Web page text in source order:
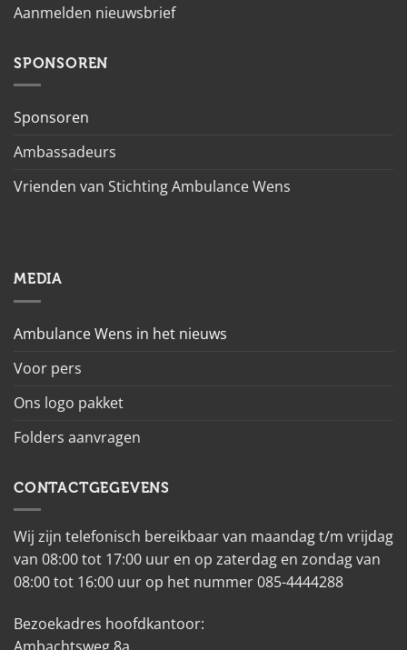
Aanmelden nieuwsbrief
SPONSOREN
Sponsoren
Ambassadeurs
Vrienden van Stichting Ambulance Wens
MEDIA
Ambulance Wens in het nieuws
Voor pers
Ons logo pakket
Folders aanvragen
CONTACTGEGEVENS
Wij zijn telefonisch bereikbaar van maandag t/m vrijdag
van 08:00 tot 17:00 uur en op zaterdag en zondag van
08:00 tot 16:00 uur op het nummer 085-4444288
Bezoekadres hoofdkantoor: